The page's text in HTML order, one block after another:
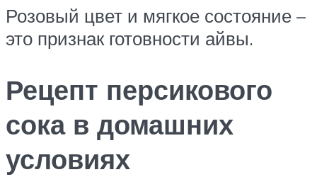
Розовый цвет и мягкое состояние –
это признак готовности айвы.
Рецепт персикового
сока в домашних
условиях